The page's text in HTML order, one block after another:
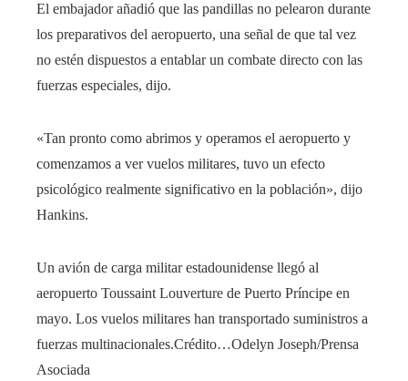
El embajador añadió que las pandillas no pelearon durante
los preparativos del aeropuerto, una señal de que tal vez
no estén dispuestos a entablar un combate directo con las
fuerzas especiales, dijo.
«Tan pronto como abrimos y operamos el aeropuerto y
comenzamos a ver vuelos militares, tuvo un efecto
psicológico realmente significativo en la población», dijo
Hankins.
Un avión de carga militar estadounidense llegó al
aeropuerto Toussaint Louverture de Puerto Príncipe en
mayo. Los vuelos militares han transportado suministros a
fuerzas multinacionales.Crédito…Odelyn Joseph/Prensa
Asociada